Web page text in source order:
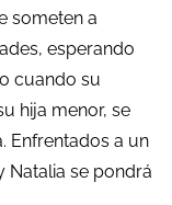
someten a
esperando
cuando su
hija menor, se
Enfrentados a un
Natalia se pondrá